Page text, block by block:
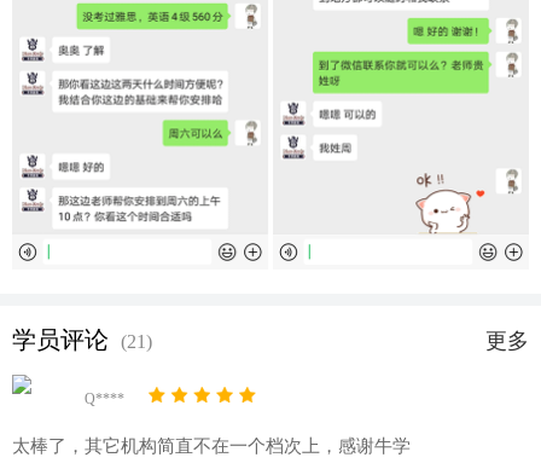
学员评论 (21) 更多
Q****
太棒了，其它机构简直不在一个档次上，感谢牛学